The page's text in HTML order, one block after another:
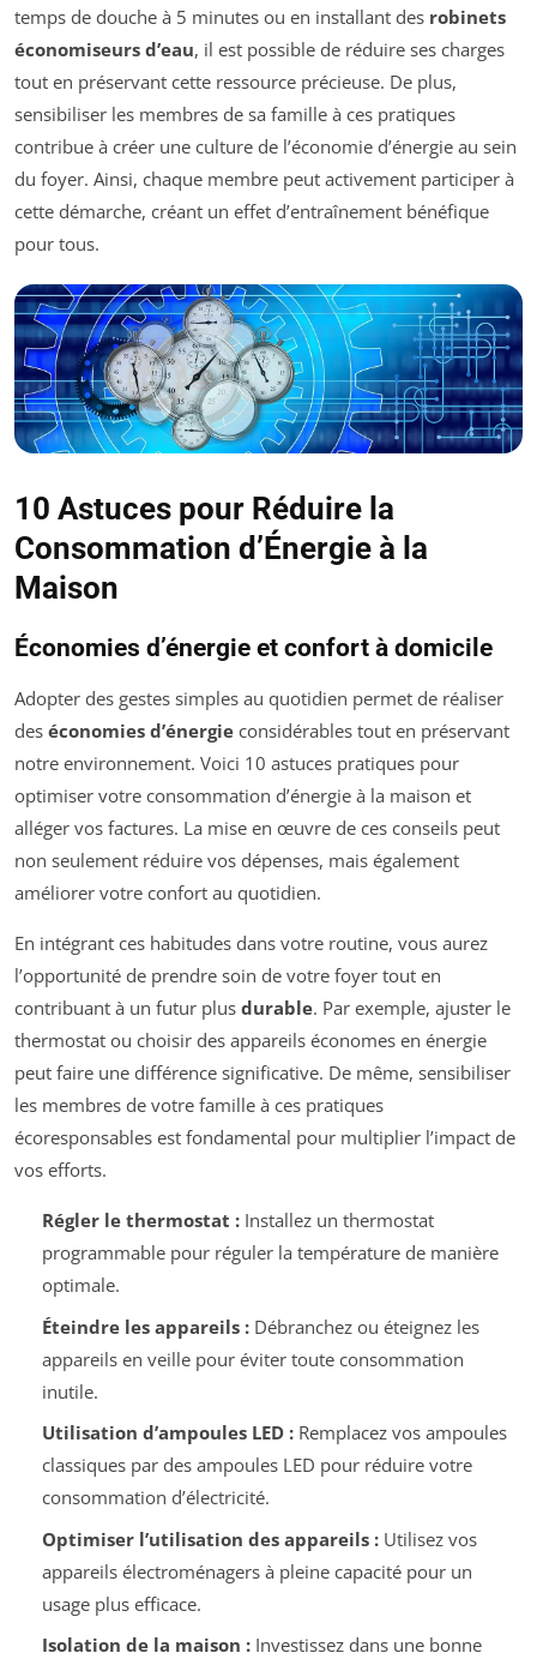
temps de douche à 5 minutes ou en installant des robinets
économiseurs d’eau, il est possible de réduire ses charges
tout en préservant cette ressource précieuse. De plus,
sensibiliser les membres de sa famille à ces pratiques
contribue à créer une culture de l’économie d’énergie au sein
du foyer. Ainsi, chaque membre peut activement participer à
cette démarche, créant un effet d’entraînement bénéfique
pour tous.
10 Astuces pour Réduire la
Consommation d’Énergie à la
Maison
Économies d’énergie et confort à domicile
Adopter des gestes simples au quotidien permet de réaliser
des économies d’énergie considérables tout en préservant
notre environnement. Voici 10 astuces pratiques pour
optimiser votre consommation d’énergie à la maison et
alléger vos factures. La mise en œuvre de ces conseils peut
non seulement réduire vos dépenses, mais également
améliorer votre confort au quotidien.
En intégrant ces habitudes dans votre routine, vous aurez
l’opportunité de prendre soin de votre foyer tout en
contribuant à un futur plus durable. Par exemple, ajuster le
thermostat ou choisir des appareils économes en énergie
peut faire une différence significative. De même, sensibiliser
les membres de votre famille à ces pratiques
écoresponsables est fondamental pour multiplier l’impact de
vos efforts.
Régler le thermostat :Installez un thermostat
programmable pour réguler la température de manière
optimale.
Éteindre les appareils :Débranchez ou éteignez les
appareils en veille pour éviter toute consommation
inutile.
Utilisation d’ampoules LED :Remplacez vos ampoules
classiques par des ampoules LED pour réduire votre
consommation d’électricité.
Optimiser l’utilisation des appareils : Utilisez vos
appareils électroménagers à pleine capacité pour un
usage plus efficace.
Isolation de la maison :Investissez dans une bonne